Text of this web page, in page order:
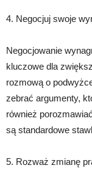
4. Negocjuj swoje
Negocjowanie
kluczowe dla
rozmową o
zebrać argumenty,
również
są standardowe
5. Rozważ zmianę